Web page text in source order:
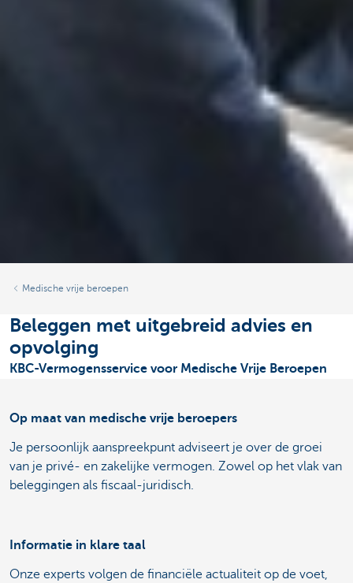
Medische vrije beroepen
Beleggen met uitgebreid advies en
opvolging
KBC-Vermogensservice voor Medische Vrije Beroepen
Op maat van medische vrije beroepers
Je persoonlijk aanspreekpunt adviseert je over de groei
van je privé- en zakelijke vermogen. Zowel op het vlak van
beleggingen als fiscaal-juridisch.
Informatie in klare taal
Onze experts volgen de financiële actualiteit op de voet,